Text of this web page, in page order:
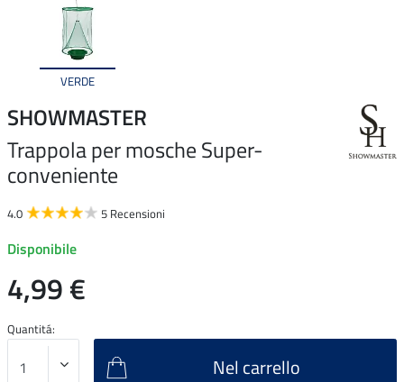
VERDE
SHOWMASTER
Trappola per mosche Super-
conveniente
4.0 5 Recensioni
Disponibile
4,99 €
Quantitá:
Nel carrello